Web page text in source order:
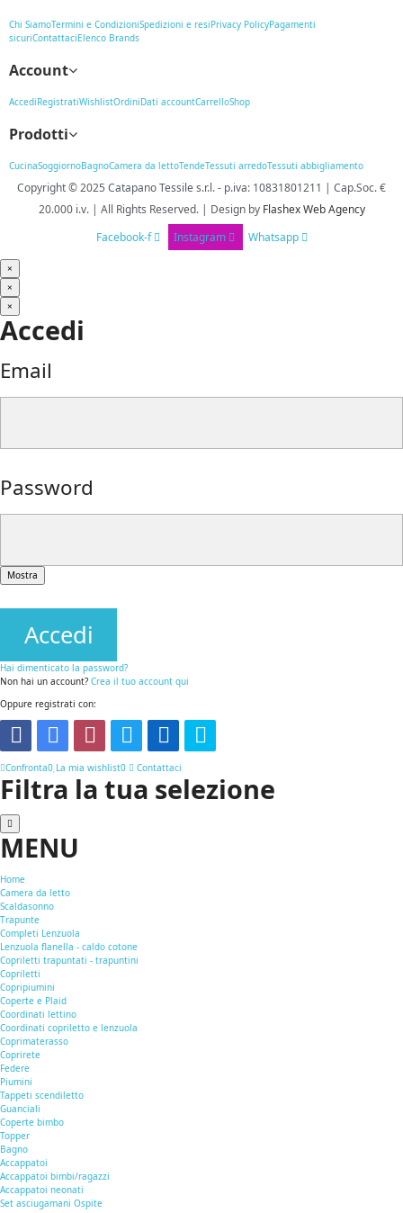
Chi SiamoTermini e CondizioniSpedizioni e resiPrivacy PolicyPagamenti
sicuriContattaciElenco Brands
Account
AccediRegistratiWishlistOrdiniDati accountCarrelloShop
Prodotti
CucinaSoggiornoBagnoCamera da lettoTendeTessuti arredoTessuti abbigliamento
Copyright © 2025 Catapano Tessile s.r.l.- p.iva: 10831801211 | Cap.Soc. €
20.000 i.v. | All Rights Reserved. | Designby Flashex Web Agency
Facebook-f
Instagram Whatsapp
×
×
×
Accedi
Email
Password
Mostra
Accedi
Hai dimenticato la password?
Non hai un account? Crea il tuo account qui
Oppure registrati con:
Confronta0 La mia wishlist0 Contattaci
Filtra la tua selezione
MENU
Home
Camera da letto
Scaldasonno
Trapunte
Completi Lenzuola
Lenzuola flanella - caldo cotone
Copriletti trapuntati - trapuntini
Copriletti
Copripiumini
Coperte e Plaid
Coordinati lettino
Coordinati copriletto e lenzuola
Coprimaterasso
Coprirete
Federe
Piumini
Tappeti scendiletto
Guanciali
Coperte bimbo
Topper
Bagno
Accappatoi
Accappatoi bimbi/ragazzi
Accappatoi neonati
Set asciugamani Ospite